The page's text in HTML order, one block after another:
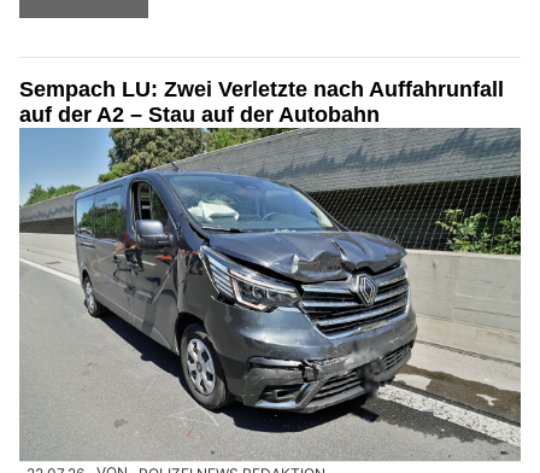
Sempach LU: Zwei Verletzte nach Auffahrunfall
auf der A2 – Stau auf der Autobahn